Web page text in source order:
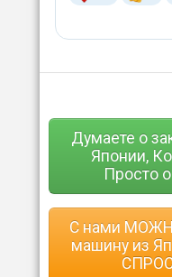
Думаете о
Японии,
Просто
С нами
машину из